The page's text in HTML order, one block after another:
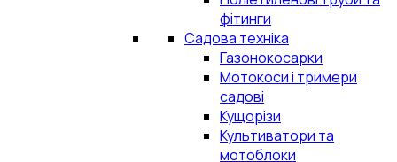
фітинги
Садова техніка
Газонокосарки
Мотокоси і тримери
садові
Кущорізи
Культиватори та
мотоблоки